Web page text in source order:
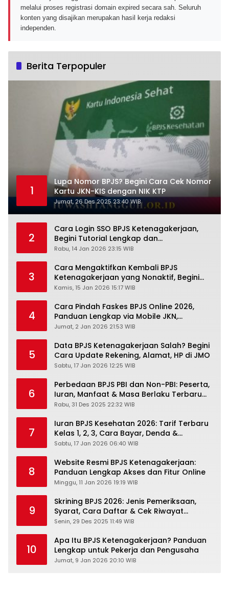
melalui proses registrasi domain expired secara sah. Seluruh
konten yang disajikan merupakan hasil kerja redaksi
independen.
Berita Terpopuler
1
Lupa Nomor BPJS? Begini Cara Cek Nomor
Kartu JKN-KIS dengan NIK KTP
Jumat, 26 Des 2025 23:40 WIB
2
Cara Login SSO BPJS Ketenagakerjaan,
Begini Tutorial Lengkap dan
Pengertiannya
Rabu, 14 Jan 2026 23:15 WIB
3
Cara Mengaktifkan Kembali BPJS
Ketenagakerjaan yang Nonaktif, Begini
Panduan Lengkapnya
Kamis, 15 Jan 2026 15:17 WIB
4
Cara Pindah Faskes BPJS Online 2026,
Panduan Lengkap via Mobile JKN,
PANDAWA & Offiline Kantor Cabang
Jumat, 2 Jan 2026 21:53 WIB
5
Data BPJS Ketenagakerjaan Salah? Begini
Cara Update Rekening, Alamat, HP di JMO
Sabtu, 17 Jan 2026 12:25 WIB
6
Perbedaan BPJS PBI dan Non-PBI: Peserta,
Iuran, Manfaat & Masa Berlaku Terbaru
2026
Rabu, 31 Des 2025 22:32 WIB
7
Iuran BPJS Kesehatan 2026: Tarif Terbaru
Kelas 1, 2, 3, Cara Bayar, Denda &
Panduan Lengkap Peserta JKN-KIS
Sabtu, 17 Jan 2026 06:40 WIB
8
Website Resmi BPJS Ketenagakerjaan:
Panduan Lengkap Akses dan Fitur Online
Minggu, 11 Jan 2026 19:19 WIB
9
Skrining BPJS 2026: Jenis Pemeriksaan,
Syarat, Cara Daftar & Cek Riwayat
Kesehatan Gratis
Senin, 29 Des 2025 11:49 WIB
10
Apa Itu BPJS Ketenagakerjaan? Panduan
Lengkap untuk Pekerja dan Pengusaha
Jumat, 9 Jan 2026 20:10 WIB